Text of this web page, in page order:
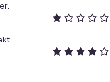
lammull